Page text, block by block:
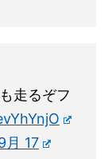
走るぞフ
月 17